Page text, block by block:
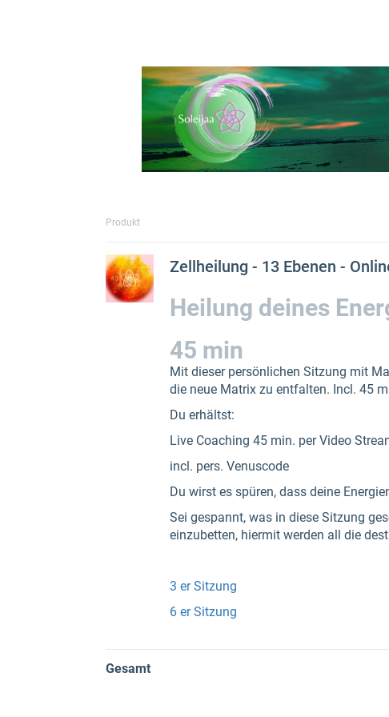
Produkt
Zellheilung - 13 Ebenen
Heilung deines
45 min
Mit dieser persönlichen Sitzung mit
die neue Matrix zu entfalten. Incl. 45
Du erhältst:
Live Coaching 45 min. per Video
incl. pers. Venuscode
Du wirst es spüren, dass deine
Sei gespannt, was in diese Sitzung
einzubetten, hiermit werden all die
3 er Sitzung
6 er Sitzung
Gesamt